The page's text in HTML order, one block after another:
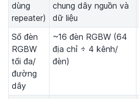
dùng
repeater)
chung dây nguồn và
dữ liệu
Số đèn
RGBW
tối đa/
đường
dây
~16 đèn RGBW (64
địa chỉ ÷ 4 kênh/
đèn)